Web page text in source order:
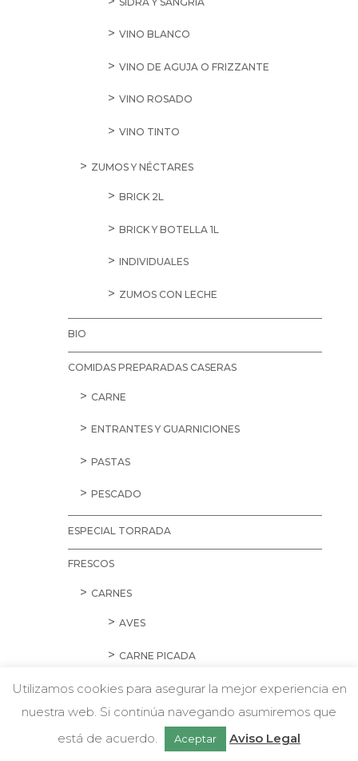
VINO BLANCO
VINO DE AGUJA O FRIZZANTE
VINO ROSADO
VINO TINTO
ZUMOS Y NÉCTARES
BRICK 2L
BRICK Y BOTELLA 1L
INDIVIDUALES
ZUMOS CON LECHE
BIO
COMIDAS PREPARADAS CASERAS
CARNE
ENTRANTES Y GUARNICIONES
PASTAS
PESCADO
ESPECIAL TORRADA
FRESCOS
CARNES
AVES
CARNE PICADA
CERDO
CORDERO Y CONEJO
EMBUTIDOS
w Chatea con nosotros
Utilizamos cookies para asegurar la mejor experiencia en
nuestra web. Si continúa navegando asumiremos que
está de acuerdo.
Aceptar Aviso Legal